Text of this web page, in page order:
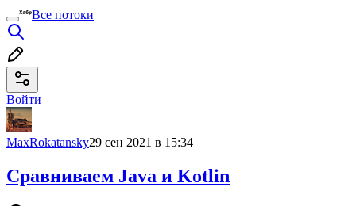
Все потоки
Войти
MaxRokatansky29 сен 2021 в 15:34
Сравниваем Java и Kotlin